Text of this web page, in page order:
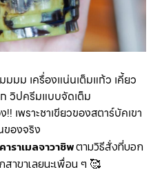
มมม เครื่องแน่นเต็มแก้ว เคี้ยว
วิปครีมแบบจัดเต็ม
เพราะชาเขียวของสตาร์บัคเขา
ของจริง
ราเมลจาวาชิพตามวิธีสั่งที่บอก
สาขาเลยนะเพื่อน ๆ 🥰